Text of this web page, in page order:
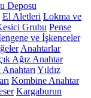
Deposu
El Aletleri Lokma ve
Grubu Pense
ve İşkenceler
Anahtarlar
Ağız Anahtar
Yıldız
Kombine Anahtar
Kargaburun